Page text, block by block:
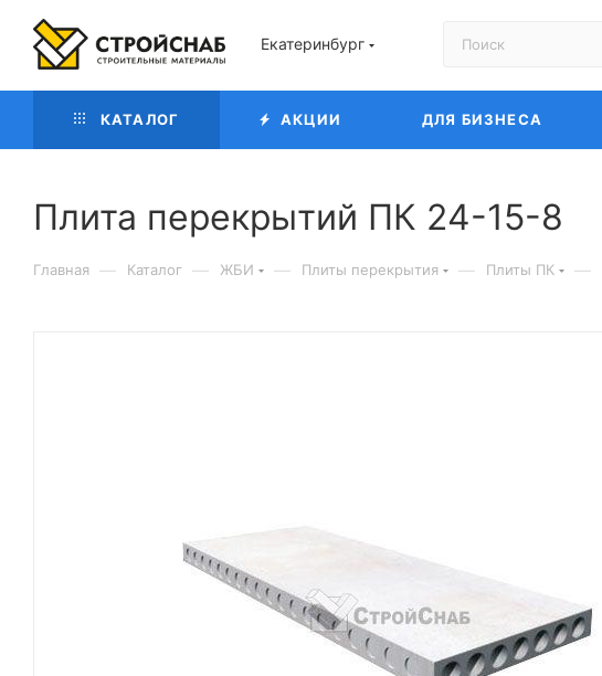
Екатеринбург
КАТАЛОГ АКЦИИ ДЛЯ БИЗНЕСА
Плита перекрытий ПК 24-15-8
Главная — Каталог — ЖБИ — Плиты перекрытия — Плиты ПК —